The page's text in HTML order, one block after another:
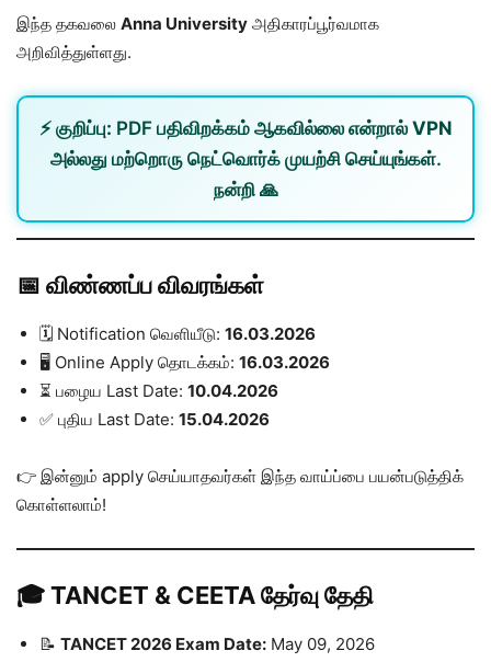
இந்த தகவலை Anna University அதிகாரப்பூர்வமாக
அறிவித்துள்ளது.
⚡ குறிப்பு: PDF பதிவிறக்கம் ஆகவில்லை என்றால் VPN
அல்லது மற்றொரு நெட்வொர்க்முயற்சி செய்யுங்கள்.
நன்றி 🙏
📅 விண்ணப்ப விவரங்கள்
🗓️ Notification வெளியீடு: 16.03.2026
🖥️ Online Apply தொடக்கம்: 16.03.2026
⏳ பழைய Last Date: 10.04.2026
✅ புதிய Last Date: 15.04.2026
👉 இன்னும் apply செய்யாதவர்கள் இந்த வாய்ப்பை பயன்படுத்திக்
கொள்ளலாம்!
🎓 TANCET & CEETA தேர்வு தேதி
📝 TANCET 2026 Exam Date: May 09, 2026